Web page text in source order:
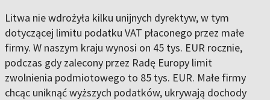
Litwa nie wdrożyła kilku unijnych dyrektyw, w tym
dotyczącej limitu podatku VAT płaconego przez małe
firmy. W naszym kraju wynosi on 45 tys. EUR rocznie,
podczas gdy zalecony przez Radę Europy limit
zwolnienia podmiotowego to 85 tys. EUR. Małe firmy
chcąc uniknąć wyższych podatków, ukrywają dochody